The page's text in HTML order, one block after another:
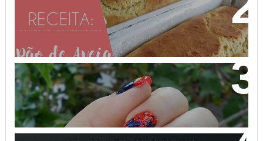
PÃO DE AVEIA FEITO COM MASSA MOLE - NÃO
PRECISA SOVAR! VEM APRENDER!
NAIL ART MICKEY MOUSE